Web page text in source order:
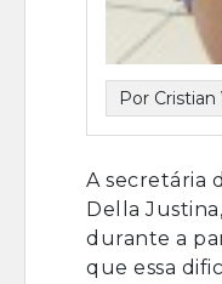
Por Cristian
A secretária
Della
durante a
que essa